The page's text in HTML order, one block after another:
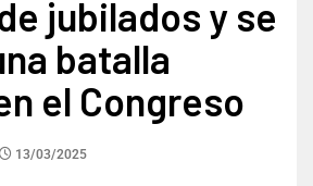
jubilados y se
batalla
el Congreso
13/03/2025